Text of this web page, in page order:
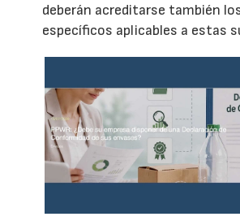
deberán acreditarse también
específicos aplicables a estas